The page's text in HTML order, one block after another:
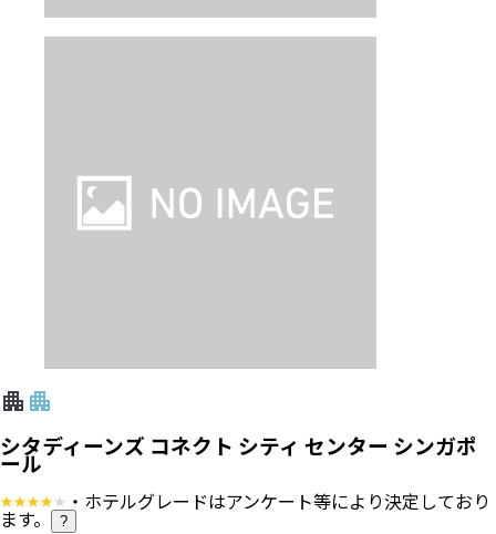
シタディーンズ コネクト シティ センター シンガポ
ール
・ホテルグレードはアンケート等により決定しており
ます。 ?